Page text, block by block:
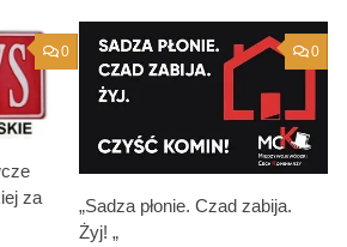
0
za
0
„Sadza płonie. Czad zabija.
Żyj! „